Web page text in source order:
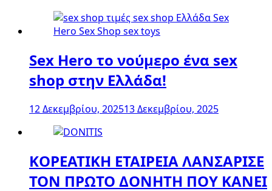
Sex Hero το νούμερο ένα sex
shop στην Ελλάδα!
12 Δεκεμβρίου, 202513 Δεκεμβρίου, 2025
ΚΟΡΕΑΤΙΚΗ ΕΤΑΙΡΕΙΑ ΛΑΝΣΑΡΙΣΕ
ΤΟΝ ΠΡΩΤΟ ΔΟΝΗΤΗ ΠΟΥ ΚΑΝΕΙ